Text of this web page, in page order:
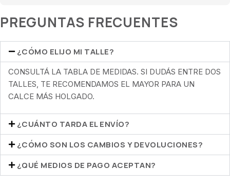
PREGUNTAS FRECUENTES
¿CÓMO ELIJO MI TALLE?
CONSULTÁ LA TABLA DE MEDIDAS. SI DUDÁS ENTRE DOS
TALLES, TE RECOMENDAMOS EL MAYOR PARA UN
CALCE MÁS HOLGADO.
¿CUÁNTO TARDA EL ENVÍO?
¿CÓMO SON LOS CAMBIOS Y DEVOLUCIONES?
¿QUÉ MEDIOS DE PAGO ACEPTAN?